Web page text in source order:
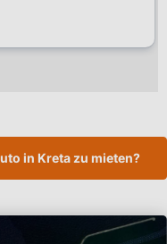
in Kreta zu mieten?